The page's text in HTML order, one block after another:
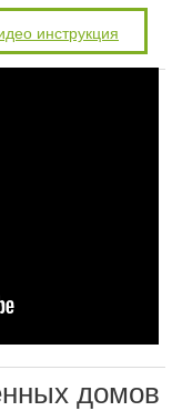
инструкция
домов